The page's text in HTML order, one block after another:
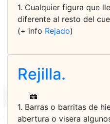
1. Cualquier figura que
diferente al resto del
(+ info Rejado)
Rejilla.
1. Barras o barritas de
abertura o visera